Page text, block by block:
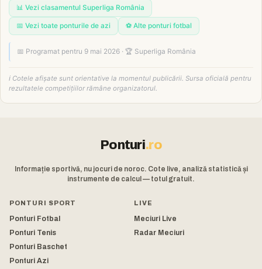
📊 Vezi clasamentul Superliga România
📅 Vezi toate ponturile de azi ⚽ Alte ponturi fotbal
📅 Programat pentru 9 mai 2026 · 🏆 Superliga România
ℹ️ Cotele afișate sunt orientative la momentul publicării. Sursa oficială pentru
rezultatele competițiilor rămâne organizatorul.
Ponturi.ro
Informație sportivă, nu jocuri de noroc. Cote live, analiză statistică și
instrumente de calcul — totul gratuit.
PONTURI SPORT
Ponturi Fotbal
Ponturi Tenis
Ponturi Baschet
Ponturi Azi
LIVE
Meciuri Live
Radar Meciuri